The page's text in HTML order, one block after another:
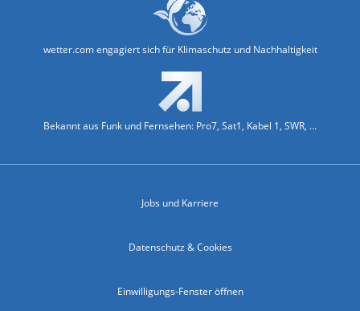
wetter.com engagiert sich für Klimaschutz und Nachhaltigkeit
Bekannt aus Funk und Fernsehen: Pro7, Sat1, Kabel 1, SWR, ...
Jobs und Karriere
Datenschutz & Cookies
Einwilligungs-Fenster öffnen